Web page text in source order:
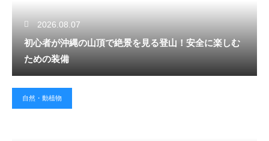
2026.08.07
初心者が沖縄の山頂で絶景を見る登山！安全に楽しむ
ための装備
自然・動植物